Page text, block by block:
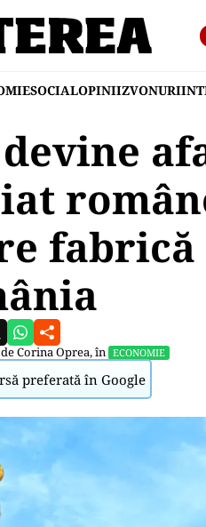
SOCIALOPINIIZVONURI
Corina Oprea, în ECONOMIE
preferată în Google